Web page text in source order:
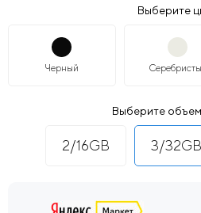
Выберите
Черный
Выберите
2/16GB 3/32GB